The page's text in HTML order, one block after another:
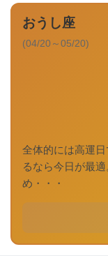
おうし座
(04/20～05/20)
全体的には高運
るなら今日が最
め・・・